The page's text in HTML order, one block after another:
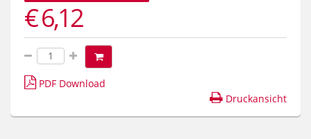
€ 6,12
PDF Download
Druckansicht